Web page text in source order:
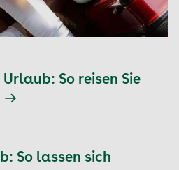
So reisen Sie
So lassen sich